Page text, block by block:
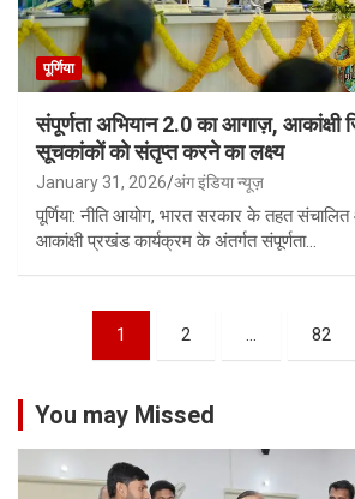
पूर्णिया
संपूर्णता अभियान 2.0 का आगाज़, आकांक्षी
सूचकांकों को संतृप्त करने का लक्ष्य
January 31, 2026 अंग इंडिया न्यूज़
पूर्णिया: नीति आयोग, भारत सरकार के तहत संचालित
आकांक्षी प्रखंड कार्यक्रम के अंतर्गत संपूर्णता…
1 2 … 82
You may Missed